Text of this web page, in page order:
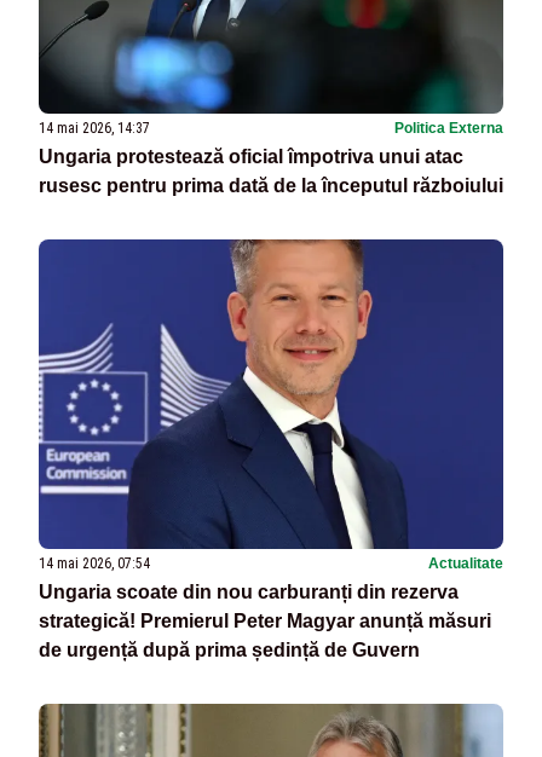
14 mai 2026, 14:37 Politica Externa
Ungaria protestează oficial împotriva unui atac
rusesc pentru prima dată de la începutul războiului
14 mai 2026, 07:54 Actualitate
Ungaria scoate din nou carburanți din rezerva
strategică! Premierul Peter Magyar anunță măsuri
de urgență după prima ședință de Guvern